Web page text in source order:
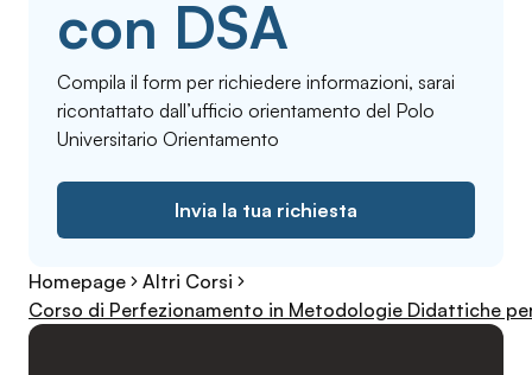
con DSA
Compila il form per richiedere informazioni, sarai
ricontattato dall’ufficio orientamento del Polo
Universitario Orientamento
Invia la tua richiesta
Homepage
Altri Corsi
Corso di Perfezionamento in Metodologie Didattiche